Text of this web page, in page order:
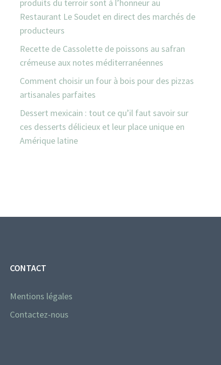
produits du terroir sont à l’honneur au
Restaurant Le Soudet en direct des marchés de
producteurs
Recette de Cassolette de poissons au safran
crémeuse aux notes méditerranéennes
Comment choisir un four à bois pour des pizzas
artisanales parfaites
Dessert mexicain : tout ce qu’il faut savoir sur
ces desserts délicieux et leur place unique en
Amérique latine
CONTACT
Mentions légales
Contactez-nous